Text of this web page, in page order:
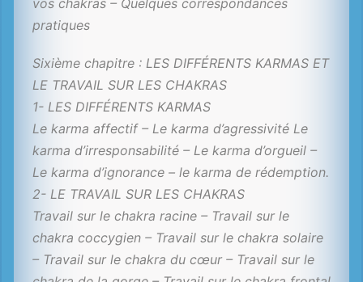
pratiques
Sixième chapitre : LES DIFFÉRENTS KARMAS ET
LE TRAVAIL SUR LES CHAKRAS
1- LES DIFFÉRENTS KARMAS
Le karma affectif – Le karma d’agressivité Le
karma d’irresponsabilité – Le karma d’orgueil –
Le karma d’ignorance – le karma de rédemption.
2- LE TRAVAIL SUR LES CHAKRAS
Travail sur le chakra racine – Travail sur le
chakra coccygien – Travail sur le chakra solaire
– Travail sur le chakra du cœur – Travail sur le